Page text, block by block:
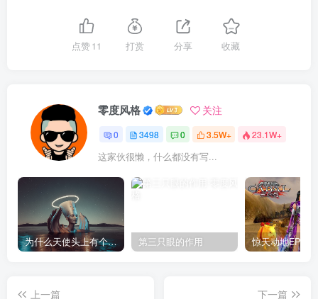
点赞11 打赏 分享 收藏
零度风格 关注
0 3498 0 3.5W+ 23.1W+
这家伙很懒，什么都没有写...
为什么天使头上有个圈？ 第三只眼的作用
上一篇
下一篇